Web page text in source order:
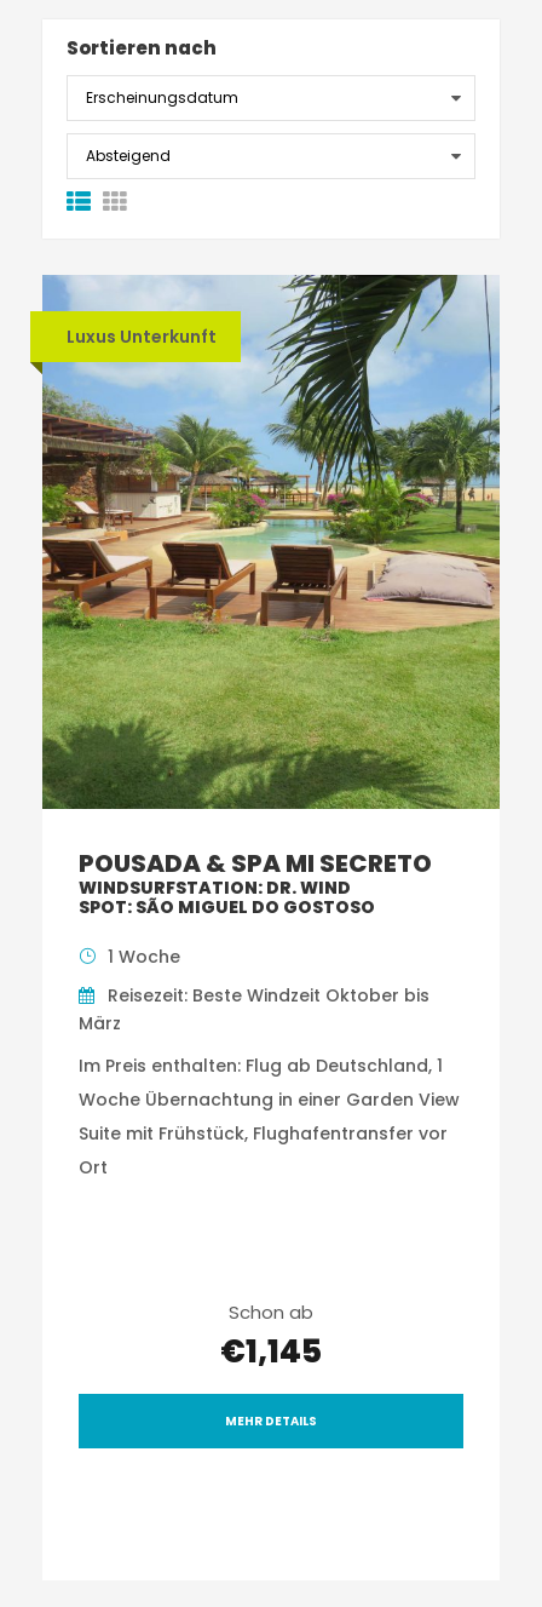
Sortieren nach
Luxus Unterkunft
POUSADA & SPA MI SECRETO
WINDSURFSTATION: DR. WIND
SPOT: SÃO MIGUEL DO GOSTOSO
1 Woche
Reisezeit: Beste Windzeit Oktober bis
März
Im Preis enthalten: Flug ab Deutschland, 1
Woche Übernachtung in einer Garden View
Suite mit Frühstück, Flughafentransfer vor
Ort
Schon ab
€1,145
MEHR DETAILS